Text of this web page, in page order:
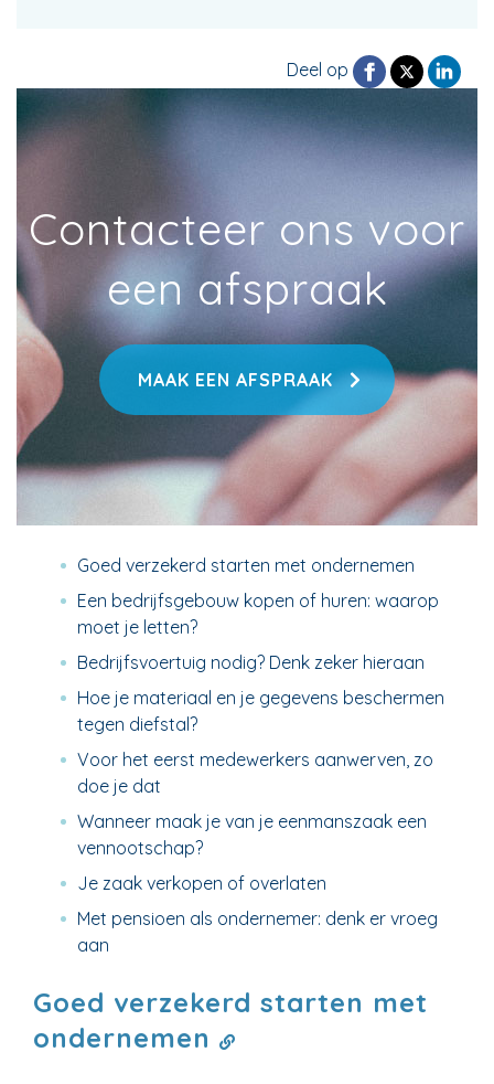
Deel op
Contacteer ons voor
een afspraak
MAAK EEN AFSPRAAK
Goed verzekerd starten met ondernemen
Een bedrijfsgebouw kopen of huren: waarop
moet je letten?
Bedrijfsvoertuig nodig? Denk zeker hieraan
Hoe je materiaal en je gegevens beschermen
tegen diefstal?
Voor het eerst medewerkers aanwerven, zo
doe je dat
Wanneer maak je van je eenmanszaak een
vennootschap?
Je zaak verkopen of overlaten
Met pensioen als ondernemer: denk er vroeg
aan
Goed verzekerd starten met
ondernemen